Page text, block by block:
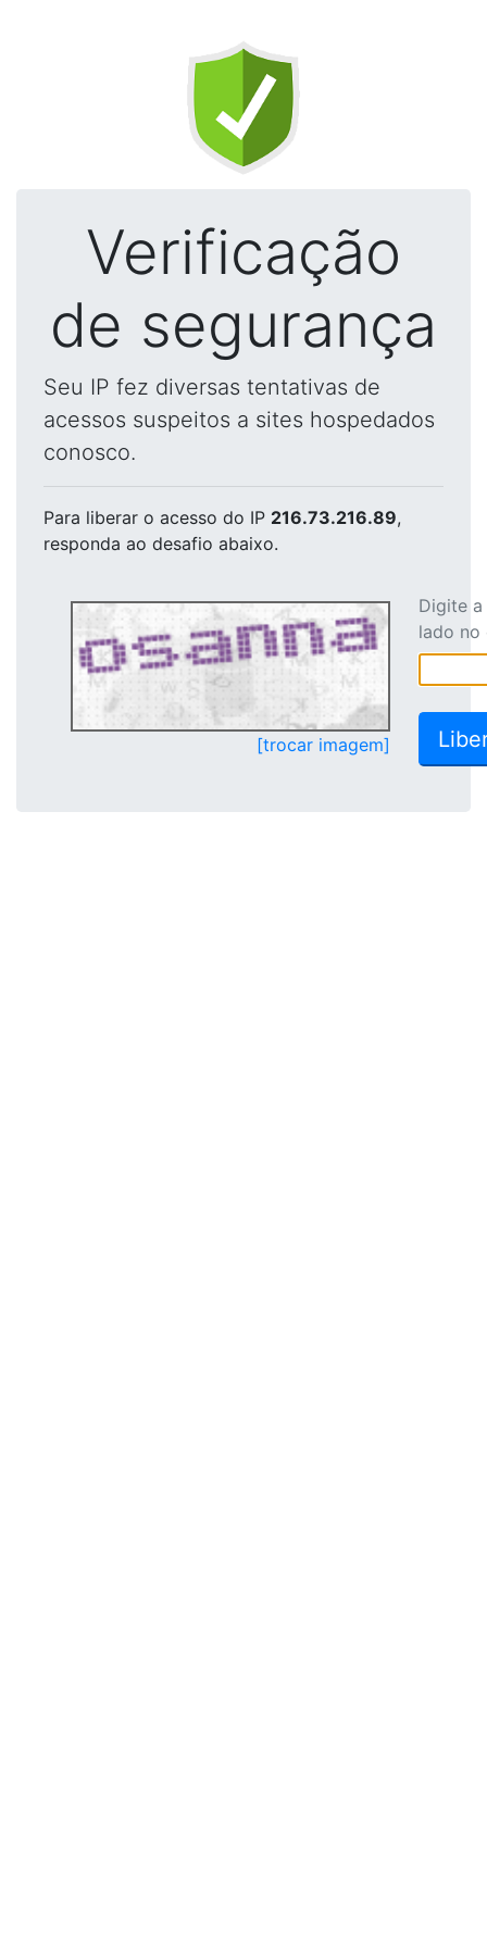
Verificação
de segurança
Seu IP fez diversas tentativas de
acessos suspeitos a sites hospedados
conosco.
Para liberar o acesso do IP 216.73.216.89,
responda ao desafio abaixo.
[trocar imagem]
Digite
lado no